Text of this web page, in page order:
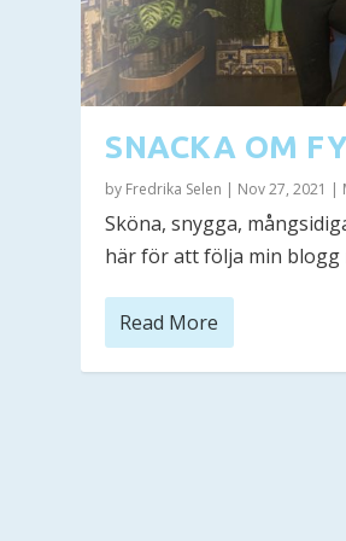
SNACKA OM
by Fredrika Selen | Nov 27, 2021 |
Sköna, snygga,
här för att följa min blogg
Read More